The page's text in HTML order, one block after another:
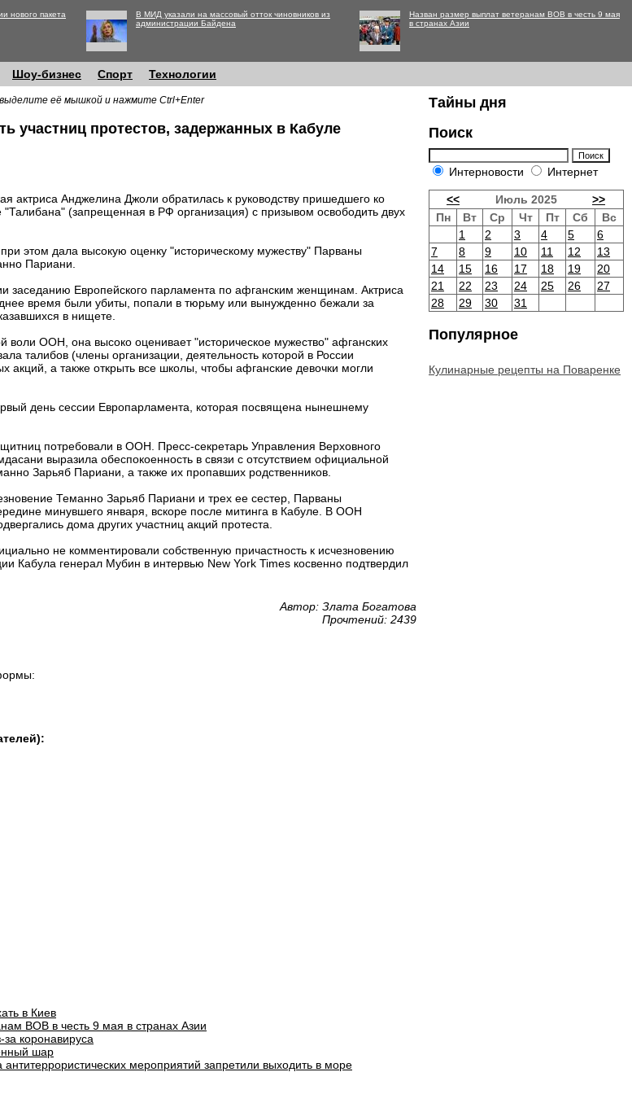
нового пакета
В МИД указали на массовый отток чиновников из
администрации Байдена
Назван размер выплат ветеранам ВОВ в честь 9 мая
в странах Азии
Шоу-бизнес Спорт Технологии
её мышкой и нажмите Ctrl+Enter
участниц протестов, задержанных в Кабуле
актриса Анджелина Джоли обратилась к руководству пришедшего ко
"Талибана" (запрещенная в РФ организация) с призывом освободить двух
этом дала высокую оценку "историческому мужеству" Парваны
Париани.
заседанию Европейского парламента по афганским женщинам. Актриса
время были убиты, попали в тюрьму или вынужденно бежали за
в нищете.
воли ООН, она высоко оценивает "историческое мужество" афганских
талибов (члены организации, деятельность которой в России
акций, а также открыть все школы, чтобы афганские девочки могли
день сессии Европарламента, которая посвящена нынешнему
потребовали в ООН. Пресс-секретарь Управления Верховного
выразила обеспокоенность в связи с отсутствием официальной
Зарьяб Париани, а также их пропавших родственников.
Теманно Зарьяб Париани и трех ее сестер, Парваны
минувшего января, вскоре после митинга в Кабуле. В ООН
дома других участниц акций протеста.
не комментировали собственную причастность к исчезновению
Кабула генерал Мубин в интервью New York Times косвенно подтвердил
Автор: Злата Богатова
Прочтений: 2439
в Киев
ВОВ в честь 9 мая в странах Азии
коронавируса
шар
мероприятий запретили выходить в море
Тайны дня
Поиск
Интерновости Интернет
<< Июль 2025
>>
Пн
Вт Ср Чт Пт Сб
Вс
1
2 3 4 5
6
7
8 9 10 11 12
13
14
15 16 17 18 19
20
21
22 23 24 25 26
27
28
29 30 31
Популярное
Кулинарные рецепты на Поваренке